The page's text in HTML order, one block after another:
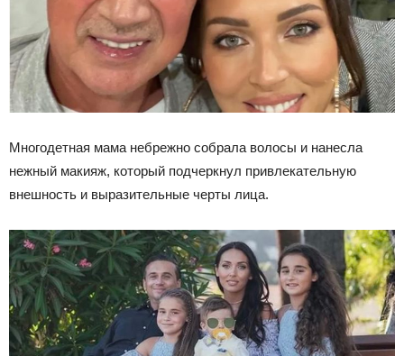
Многодетная мама небрежно собрала волосы и нанесла
нежный макияж, который подчеркнул привлекательную
внешность и выразительные черты лица.